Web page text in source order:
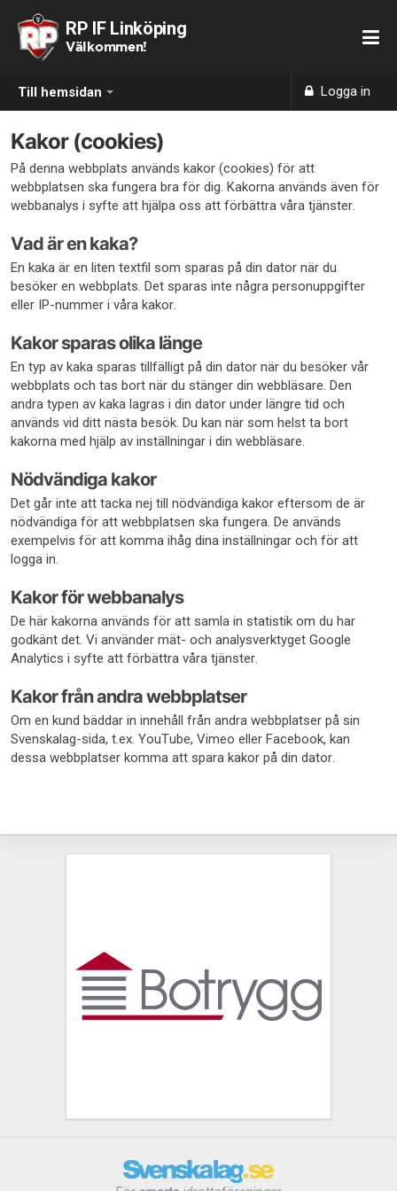
Till hemsidan Logga in
RP IF Linköping
Välkommen!
Kakor (cookies)
På denna webbplats används kakor (cookies) för att
webbplatsen ska fungera bra för dig. Kakorna används även för
webbanalys i syfte att hjälpa oss att förbättra våra tjänster.
Vad är en kaka?
En kaka är en liten textfil som sparas på din dator när du
besöker en webbplats. Det sparas inte några personuppgifter
eller IP-nummer i våra kakor.
Kakor sparas olika länge
En typ av kaka sparas tillfälligt på din dator när du besöker vår
webbplats och tas bort när du stänger din webbläsare. Den
andra typen av kaka lagras i din dator under längre tid och
används vid ditt nästa besök. Du kan när som helst ta bort
kakorna med hjälp av inställningar i din webbläsare.
Nödvändiga kakor
Det går inte att tacka nej till nödvändiga kakor eftersom de är
nödvändiga för att webbplatsen ska fungera. De används
exempelvis för att komma ihåg dina inställningar och för att
logga in.
Kakor för webbanalys
De här kakorna används för att samla in statistik om du har
godkänt det. Vi använder mät- och analysverktyget Google
Analytics i syfte att förbättra våra tjänster.
Kakor från andra webbplatser
Om en kund bäddar in innehåll från andra webbplatser på sin
Svenskalag-sida, t.ex. YouTube, Vimeo eller Facebook, kan
dessa webbplatser komma att spara kakor på din dator.